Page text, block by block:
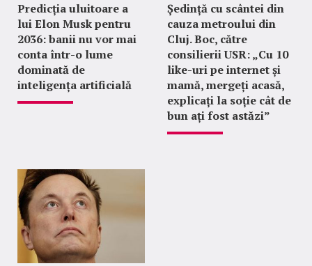
Predicția uluitoare a
lui Elon Musk pentru
2036: banii nu vor mai
conta într-o lume
dominată de
inteligența artificială
Ședință cu scântei din
cauza metroului din
Cluj. Boc, către
consilierii USR: „Cu 10
like-uri pe internet și
mamă, mergeți acasă,
explicați la soție cât de
bun ați fost astăzi”